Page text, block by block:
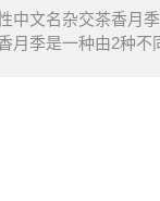
中文名杂交茶香月
月季是一种由2种